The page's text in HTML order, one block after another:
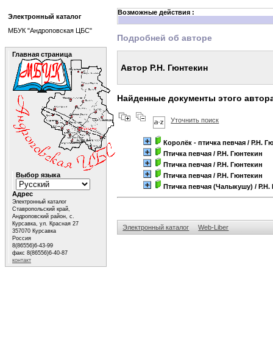
Возможные действия :
Подробней об авторе
Автор Р.Н. Гюнтекин
Найденные документы этого
Уточнить поиск
Королёк - птичка певчая / Р.Н.
Птичка певчая / Р.Н. Гюнтекин
Птичка певчая / Р.Н. Гюнтекин
Птичка певчая / Р.Н. Гюнтекин
Птичка певчая (Чалыкушу) / Р.Н.
Электронный каталог Web-Liber
Электронный каталог
МБУК "Андроповская ЦБС"
Главная страница
Выбор языка
Адрес
Электронный каталог
Ставропольский край,
Андроповский район, с.
Курсавка, ул. Красная 27
357070 Курсавка
Россия
8(86556)6-43-99
факс 8(86556)6-40-87
контакт